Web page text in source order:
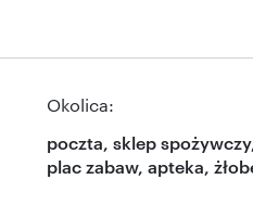
Okolica:
poczta, sklep
plac zabaw, apteka,